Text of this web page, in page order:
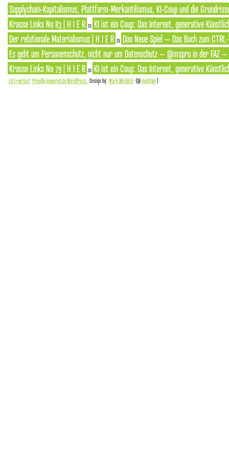
Supplychain-Kapitalismus, Plattform-Merkantilismus, KI-Coup und die
Krasse Links No 83 | H I E R zu KI ist ein Coup: Das Internet, generative
Der relationale Materialismus | H I E R zu Das Neue Spiel – Das Buch zum
Es geht um Personenschutz, nicht nur um Datenschutz – @mspro in der FAZ
Krasse Links No 79 | H I E R zu KI ist ein Coup: Das Internet, generative
ctrl+verlust Proudly powered by WordPress. Design by: Mark Wirblich (@mightym)